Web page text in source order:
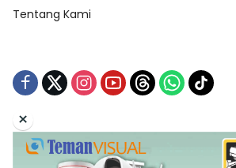
Tentang Kami
Tentang Kami Redaksi
Indeks
Disclaimer
Pedoman Media Siber
×